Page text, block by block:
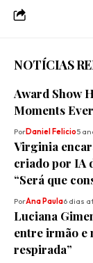
NOTÍCIAS
Award Show
Moments
PorDaniel Felicio5
Virginia
criado por IA
“Será que
PorAna Paula6 dias
Luciana
entre irmão e
respirada”